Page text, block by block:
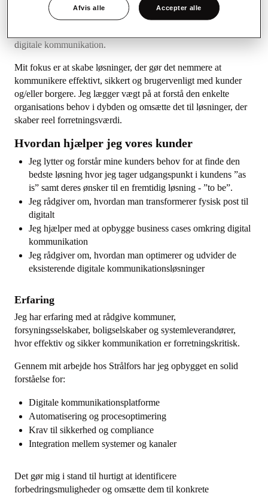
Om Kenneth
digitale kommunikation.
Mit fokus er at skabe løsninger, der gør det nemmere at
kommunikere effektivt, sikkert og brugervenligt med kunder
og/eller borgere. Jeg lægger vægt på at forstå den enkelte
organisations behov i dybden og omsætte det til løsninger, der
skaber reel forretningsværdi.
Hvordan hjælper jeg vores kunder
Jeg lytter og forstår mine kunders behov for at finde den
bedste løsning hvor jeg tager udgangspunkt i kundens ”as
is” samt deres ønsker til en fremtidig løsning - ”to be”.
Jeg rådgiver om, hvordan man transformerer fysisk post til
digitalt
Jeg hjælper med at opbygge business cases omkring digital
kommunikation
Jeg rådgiver om, hvordan man optimerer og udvider de
eksisterende digitale kommunikationsløsninger
Erfaring
Jeg har erfaring med at rådgive kommuner,
forsyningsselskaber, boligselskaber og systemleverandører,
hvor effektiv og sikker kommunikation er forretningskritisk.
Gennem mit arbejde hos Strålfors har jeg opbygget en solid
forståelse for:
Digitale kommunikationsplatforme
Automatisering og procesoptimering
Krav til sikkerhed og compliance
Integration mellem systemer og kanaler
Det gør mig i stand til hurtigt at identificere
forbedringsmuligheder og omsætte dem til konkrete
Afvis alle Accepter alle